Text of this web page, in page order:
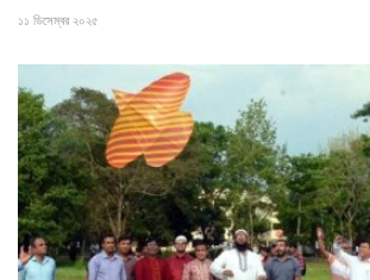
১১ ডিসেম্বর ২০২৫